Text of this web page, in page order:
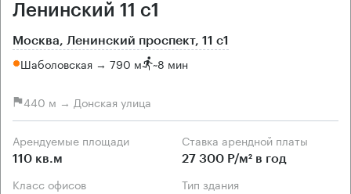
Ленинский 11 с1
Москва, Ленинский проспект, 11 с1
Шаболовская → 790 м ~8 мин
440 м → Донская улица
Арендуемые площади
110 кв.м
Ставка арендной платы
27 300 Р/м² в год
Класс офисов Тип здания